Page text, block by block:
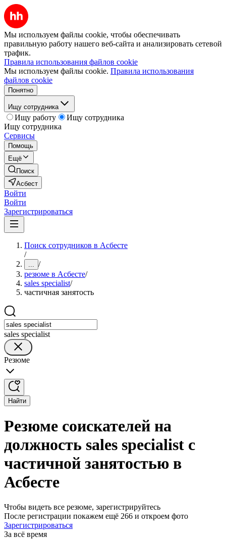
Мы используем файлы cookie, чтобы обеспечивать
правильную работу нашего веб-сайта и анализировать сетевой
трафик.
Правила использования файлов cookie
Мы используем файлы cookie. Правила использования
файлов cookie
Понятно
Ищу сотрудника
Ищу работу
Ищу сотрудника
Ищу сотрудника
Сервисы
Помощь
Ещё
Поиск
Асбест
Войти
Войти
Зарегистрироваться
Поиск сотрудников в Асбесте
/
... /
резюме в Асбесте/
sales specialist/
частичная занятость
sales specialist
Резюме
Найти
Резюме соискателей на
должность sales specialist с
частичной занятостью в
Асбесте
Чтобы видеть все резюме, зарегистрируйтесь
После регистрации покажем ещё 266 и откроем фото
Зарегистрироваться
За всё время